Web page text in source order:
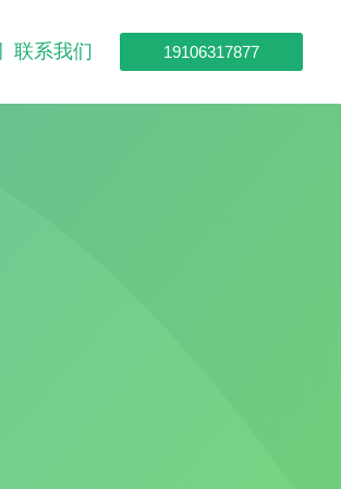
联系我们 19106317877